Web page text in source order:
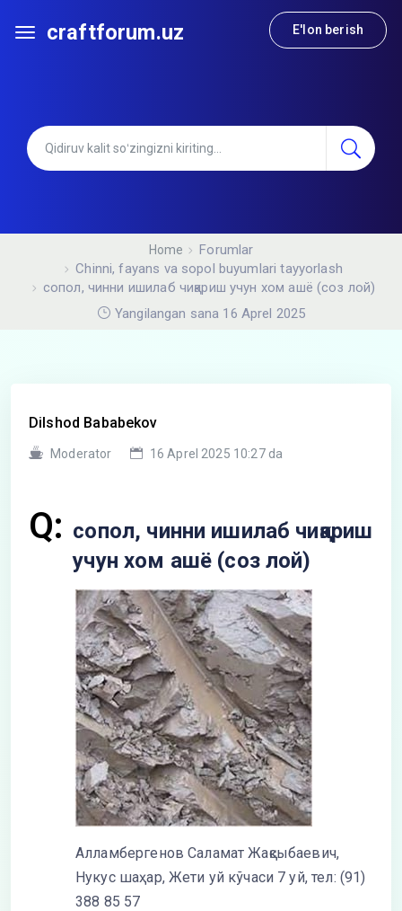
craftforum.uz E'lon berish
Home
Forumlar
Chinni, fayans va sopol buyumlari tayyorlash
сопол, чинни ишилаб чиқариш учун хом ашё (соз лой)
Yangilangan sana 16 Aprel 2025
Dilshod Bababekov
Moderator 16 Aprel 2025 10:27 da
Q: сопол, чинни ишилаб чиқариш
учун хом ашё (соз лой)
Алламбергенов Саламат Жақсыбаевич,
Нукус шаҳар, Жети уй кўчаси 7 уй, тел: (91)
388 85 57